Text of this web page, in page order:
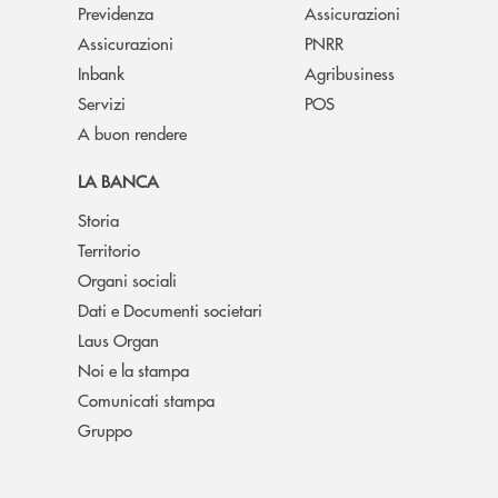
Previdenza
Assicurazioni
Inbank
Servizi
A buon rendere
Assicurazioni
PNRR
Agribusiness
POS
LA BANCA
Storia
Territorio
Organi sociali
Dati e Documenti societari
Laus Organ
Noi e la stampa
Comunicati stampa
Gruppo